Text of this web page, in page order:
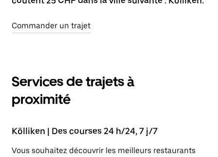
Commander un trajet
Services de trajets à
proximité
Kölliken | Des courses 24 h/24, 7 j/7
Vous souhaitez découvrir les meilleurs restaurants